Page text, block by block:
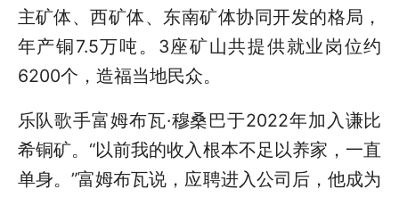
主矿体、西矿体、东南矿体协同开发的格局，
年产铜7.5万吨。3座矿山共提供就业岗位约
6200个，造福当地民众。
乐队歌手富姆布瓦·穆桑巴于2022年加入谦比
希铜矿。“以前我的收入根本不足以养家，一直
单身。”富姆布瓦说，应聘进入公司后，他成为